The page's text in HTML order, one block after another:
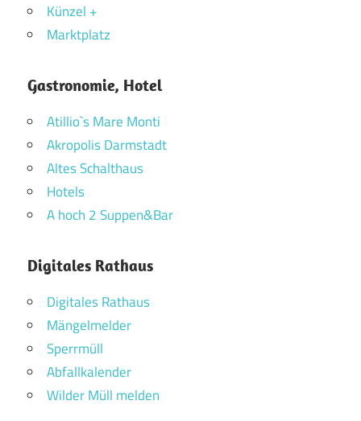
Künzel +
Marktplatz
Gastronomie, Hotel
Atillio`s Mare Monti
Akropolis Darmstadt
Altes Schalthaus
Hotels
A hoch 2 Suppen&Bar
Digitales Rathaus
Digitales Rathaus
Mängelmelder
Sperrmüll
Abfallkalender
Wilder Müll melden